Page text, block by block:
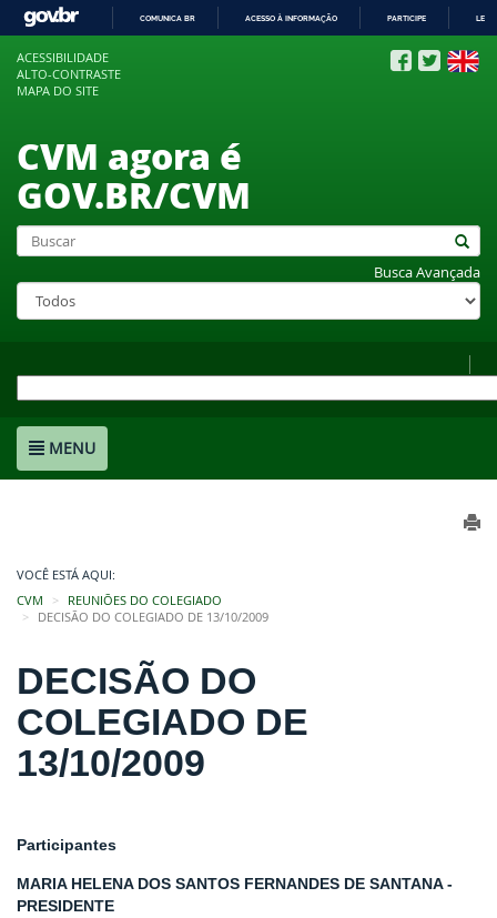
COMUNICA BR ACESSO À INFORMAÇÃO PARTICIPE
ACESSIBILIDADE
ALTO-CONTRASTE
MAPA DO SITE
CVM agora é
GOV.BR/CVM
Busca Avançada
MENU
VOCÊ ESTÁ AQUI:
CVM
REUNIÕES DO COLEGIADO
DECISÃO DO COLEGIADO DE 13/10/2009
DECISÃO DO
COLEGIADO DE
13/10/2009
Participantes
MARIA HELENA DOS SANTOS FERNANDES DE SANTANA -
PRESIDENTE